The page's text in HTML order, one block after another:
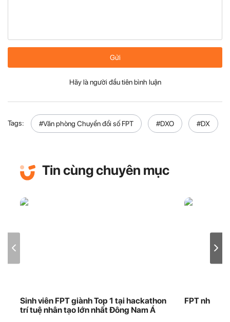
Gửi
Hãy là người đầu tiên bình luận
Tags: #Văn phòng Chuyển đổi số FPT #DXO #DX
Tin cùng chuyên mục
Sinh viên FPT giành Top 1 tại hackathon
trí tuệ nhân tạo lớn nhất Đông Nam Á
FPT nhận